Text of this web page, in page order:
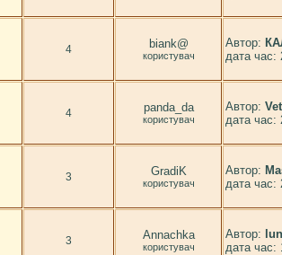
4 biank@
користувач
Автор:
дата час:
4 panda_da
користувач
Автор:
дата час:
3 GradiK
користувач
Автор:
дата час:
3 Annachka
користувач
Автор:
дата час: